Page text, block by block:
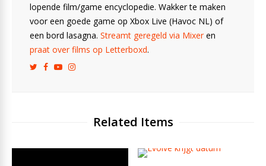
lopende film/game encyclopedie. Wakker te maken
voor een goede game op Xbox Live (Havoc NL) of
een bord lasagna. Streamt geregeld via Mixeren
praat over films op Letterboxd.
Related Items